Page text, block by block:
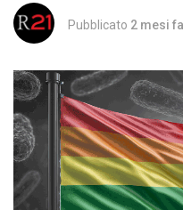
Pubblicato 2 mesi fa